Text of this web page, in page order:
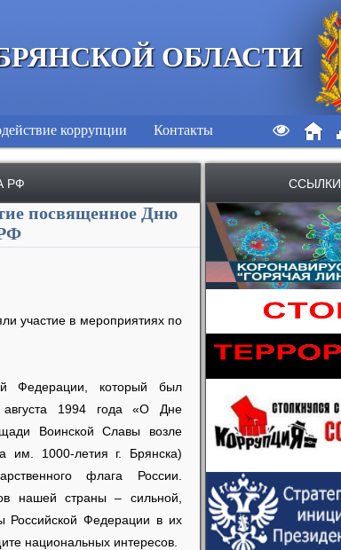
ОБЛАСТИ
коррупции Контакты
РФ
посвященное Дню
участие в мероприятиях по
Федерации, который был
1994 года «О Дне
Воинской Славы возле
им. 1000-летия г. Брянска)
флага России.
нашей страны – сильной,
Российской Федерации в их
национальных интересов.
ССЫЛКИ